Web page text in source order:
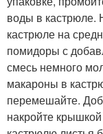
воды в кастрюле.
кастрюле на
помидоры с
смесь немного
макароны в
перемешайте.
накройте